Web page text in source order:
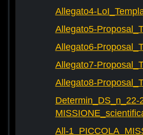
Allegato4-
Allegato5-
Allegato6-
Allegato7-
Allegato8-
Determin_DS_n_22-
All-